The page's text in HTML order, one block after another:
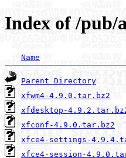
Index of /pub/
Name
Parent Directory
xfwm4-4.9.0.tar.bz2
xfdesktop-
xfconf-4.9.0.tar.bz2
xfce4-settings-
xfce4-session-